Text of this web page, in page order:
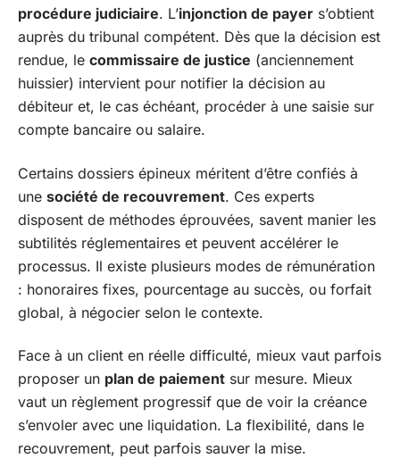
procédure judiciaire. L’injonction de payer s’obtient
auprès du tribunal compétent. Dès que la décision est
rendue, le commissaire de justice (anciennement
huissier) intervient pour notifier la décision au
débiteur et, le cas échéant, procéder à une saisie sur
compte bancaire ou salaire.
Certains dossiers épineux méritent d’être confiés à
une société de recouvrement. Ces experts
disposent de méthodes éprouvées, savent manier les
subtilités réglementaires et peuvent accélérer le
processus. Il existe plusieurs modes de rémunération
: honoraires fixes, pourcentage au succès, ou forfait
global, à négocier selon le contexte.
Face à un client en réelle difficulté, mieux vaut parfois
proposer un plan de paiement sur mesure. Mieux
vaut un règlement progressif que de voir la créance
s’envoler avec une liquidation. La flexibilité, dans le
recouvrement, peut parfois sauver la mise.